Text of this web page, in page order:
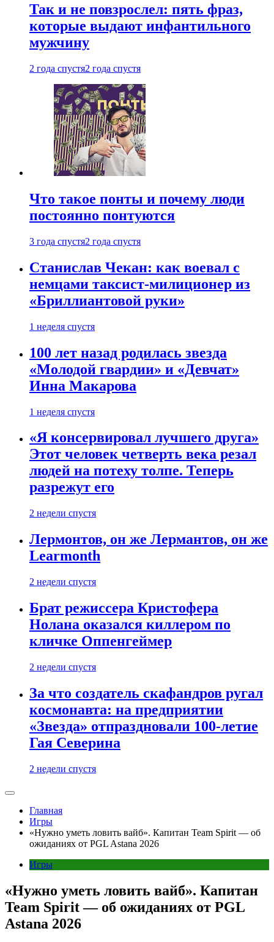
Так и не повзрослел: пять фраз,
которые выдают инфантильного
мужчину
2 года спустя2 года спустя
Что такое понты и почему люди
постоянно понтуются
3 года спустя2 года спустя
Станислав Чекан: как воевал с
немцами таксист-милиционер из
«Бриллиантовой руки»
1 неделя спустя
100 лет назад родилась звезда
«Молодой гвардии» и «Девчат»
Инна Макарова
1 неделя спустя
«Я консервировал лучшего друга»
Этот человек четверть века резал
людей на потеху толпе. Теперь
разрежут его
2 недели спустя
Лермонтов, он же Лермантов, он же
Learmonth
2 недели спустя
Брат режиссера Кристофера
Нолана оказался киллером по
кличке Оппенгеймер
2 недели спустя
За что создатель скафандров ругал
космонавта: на предприятии
«Звезда» отпраздновали 100-летие
Гая Северина
2 недели спустя
Главная
Игры
«Нужно уметь ловить вайб». Капитан Team Spirit — об
ожиданиях от PGL Astana 2026
Игры
«Нужно уметь ловить вайб». Капитан
Team Spirit — об ожиданиях от PGL
Astana 2026